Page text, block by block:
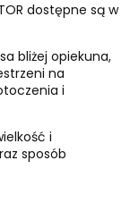
dostępne są w
bliżej opiekuna,
na
i
i
sposób